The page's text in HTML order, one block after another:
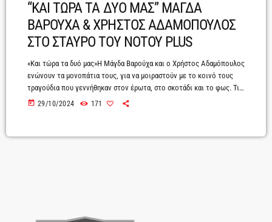
“ΚΑΙ ΤΩΡΑ ΤΑ ΔΥΟ ΜΑΣ” ΜΑΓΔΑ
ΒΑΡΟΥΧΑ & ΧΡΗΣΤΟΣ ΑΔΑΜΟΠΟΥΛΟΣ
ΣΤΟ ΣΤΑΥΡΟ ΤΟΥ ΝΟΤΟΥ PLUS
«Και τώρα τα δυό μας»Η Μάγδα Βαρούχα και ο Χρήστος Αδαμόπουλος
ενώνουν τα μονοπάτια τους, για να μοιραστούν με το κοινό τους
τραγούδια που γεννήθηκαν στον έρωτα, στο σκοτάδι και το φως. Τις
Παρασκευές 1 και 8 Νοεμβρίου, στο Σταυρό του Νότου, ελάτε να
ενορχηστρώσεις των μουσικών ιστοριών της Μάγδας και του
today 29/10/2024 171